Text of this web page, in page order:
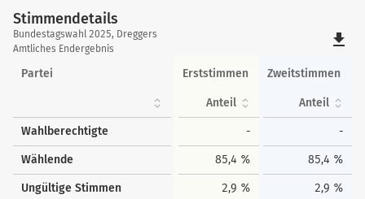
Stimmendetails
Stimmendetails
Bundestagswahl 2025, Dreggers
Amtliches Endergebnis
file_download
Partei Erststimmen Zweitstimmen
Anteil Anteil
Wahlberechtigte - -
Wählende 85,4 % 85,4 %
Ungültige Stimmen 2,9 % 2,9 %